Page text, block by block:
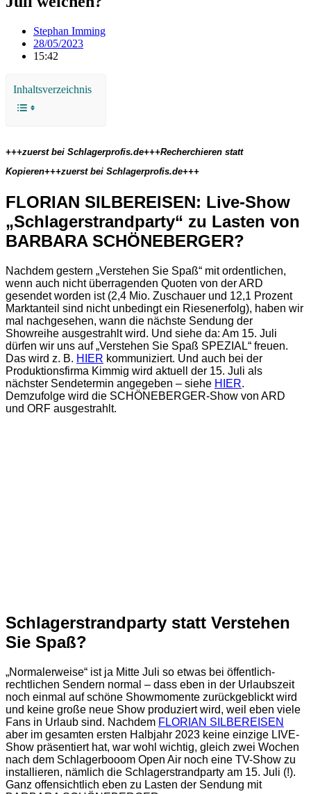
Stephan Imming
28/05/2023
15:42
Inhaltsverzeichnis
+++zuerst bei Schlagerprofis.de+++Recherchieren statt
Kopieren+++zuerst bei Schlagerprofis.de+++
FLORIAN SILBEREISEN: Live-Show
„Schlagerstrandparty“ zu Lasten von
BARBARA SCHÖNEBERGER?
Nachdem gestern „Verstehen Sie Spaß“ mit ordentlichen,
wenn auch nicht überragenden Quoten von der ARD
gesendet worden ist (2,4 Mio. Zuschauer und 12,1 Prozent
Marktanteil sind nicht unbedingt ein Riesenerfolg), haben wir
mal nachgesehen, wann die nächste Sendung der
Showreihe ausgestrahlt wird. Und siehe da: Am 15. Juli
dürfen wir uns auf „Verstehen Sie Spaß SPEZIAL“ freuen.
Das wird z. B. HIER kommuniziert. Und auch bei der
Produktionsfirma Kimmig wird aktuell der 15. Juli als
nächster Sendetermin angegeben – siehe HIER.
Demzufolge wird die SCHÖNEBERGER-Show von ARD
und ORF ausgestrahlt.
Schlagerstrandparty statt Verstehen
Sie Spaß?
„Normalerweise“ ist ja Mitte Juli so etwas bei öffentlich-
rechtlichen Sendern normal – dass eben in der Urlaubszeit
noch einmal auf schöne Showmomente zurückgeblickt wird
und keine große neue Show produziert wird, weil eben viele
Fans in Urlaub sind. Nachdem FLORIAN SILBEREISEN
aber im gesamten ersten Halbjahr 2023 keine einzige LIVE-
Show präsentiert hat, war wohl wichtig, gleich zwei Wochen
nach dem Schlagerbooom Open Air noch eine TV-Show zu
installieren, nämlich die Schlagerstrandparty am 15. Juli (!).
Ganz offensichtlich eben zu Lasten der Sendung mit